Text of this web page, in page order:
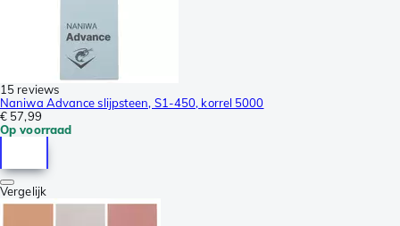
15 reviews
Naniwa Advance slijpsteen, S1-450, korrel 5000
€ 57,99
Op voorraad
Vergelijk